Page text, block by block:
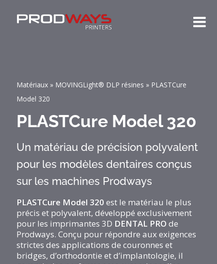
Matériaux» MOVINGLight® DLP résines » PLASTCure
Model 320
PLASTCure Model 320
Un matériau de précision polyvalent
pour les modèles dentaires conçus
sur les machines Prodways
PLASTCure Model 320 est le matériau le plus
précis et polyvalent, développé exclusivement
pour les imprimantes 3D DENTAL PRO de
Prodways. Conçu pour répondre aux exigences
strictes des applications de couronnes et
bridges, d’orthodontie et d’implantologie, il